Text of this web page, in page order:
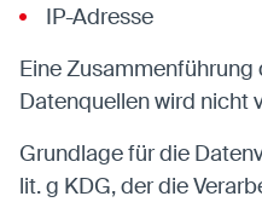
IP-Adresse
Eine
Datenquellen wird nicht
Grundlage für die
lit. g KDG, der die